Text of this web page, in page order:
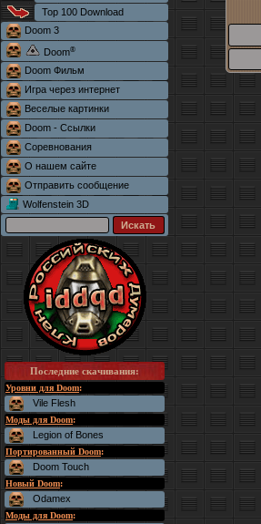
Top 100 Download
Doom 3
Doom®
Doom Фильм
Игра через интернет
Веселые картинки
Doom - Ссылки
Соревнования
О нашем сайте
Отправить сообщение
Wolfenstein 3D
Последние скачивания:
Уровни для Doom:
Vile Flesh
Моды для Doom:
Legion of Bones
Портированный Doom:
Doom Touch
Новый Doom:
Odamex
Моды для Doom: